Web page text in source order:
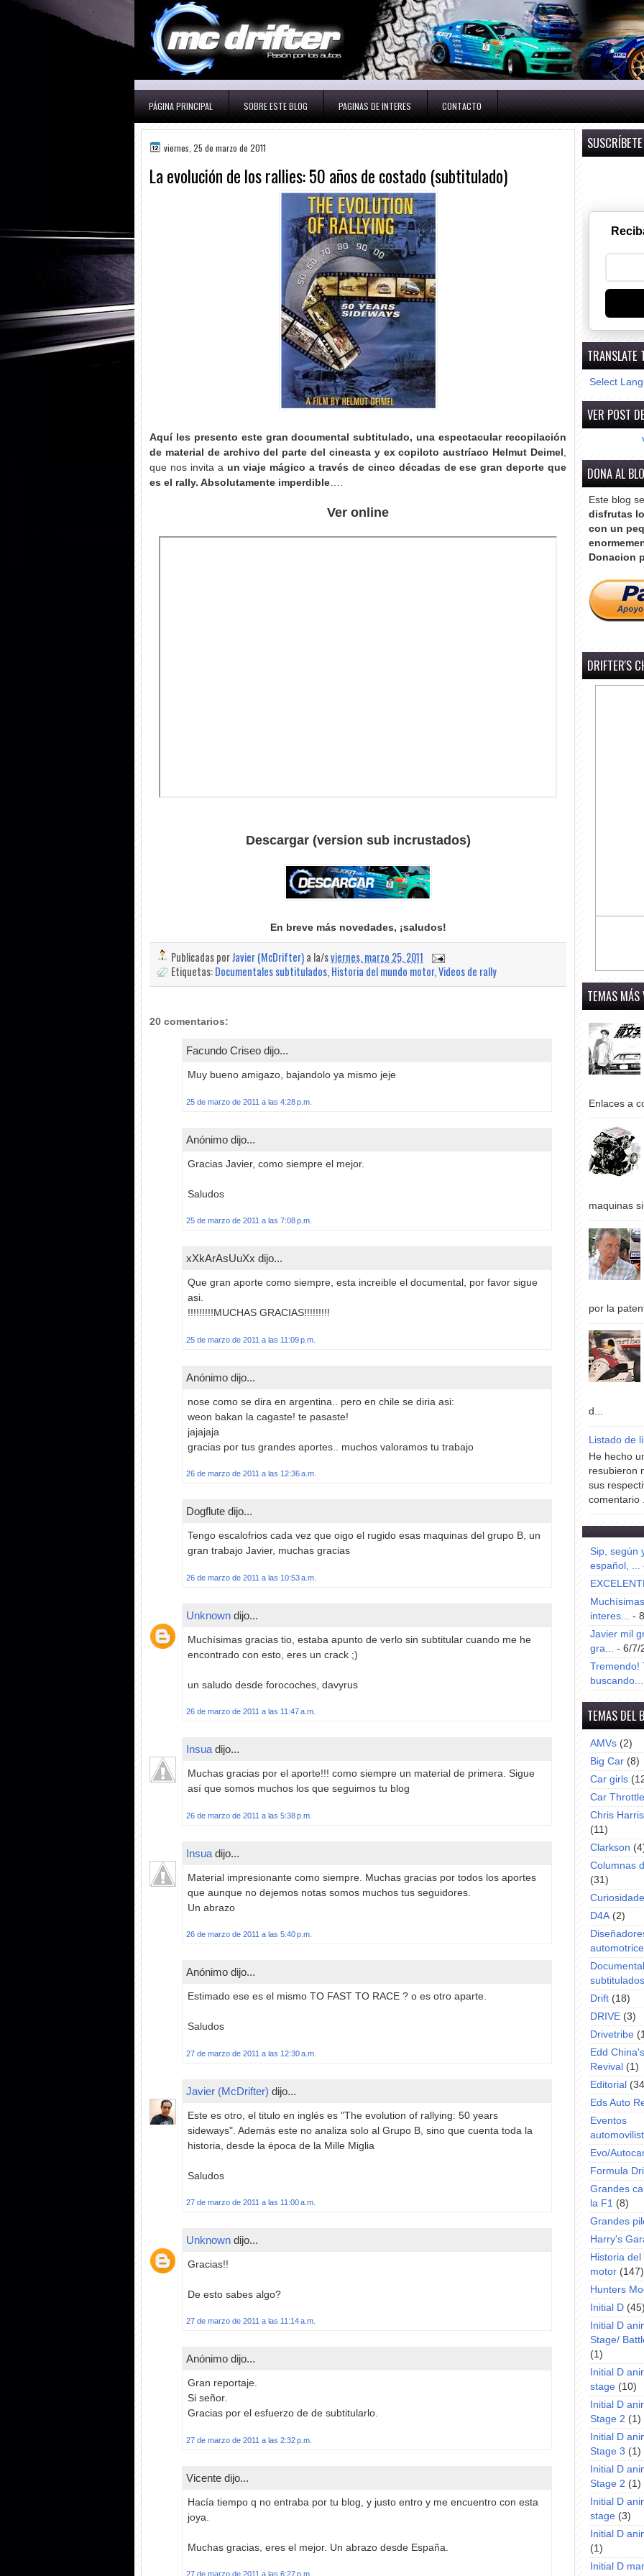
PÁGINA PRINCIPAL SOBRE ESTE BLOG PAGINAS DE INTERES CONTACTO
viernes, 25 de marzo de 2011
La evolución de los rallies: 50 años de costado (subtitulado)
Aquí les presento este gran documental subtitulado, una espectacular recopilación
de material de archivo del parte del cineasta y ex copiloto austríaco Helmut Deimel
que nos invita a un viaje mágico a través de cinco décadas de ese gran deporte que
es el rally. Absolutamente imperdible
Ver online
Descargar (version sub incrustados)
En breve más novedades, ¡saludos!
Publicadas porJavier (McDrifter)a la/sviernes, marzo 25, 2011
Etiquetas:Documentales subtitulados,Historia del mundo motor,Videos de rally
20 comentarios:
Facundo Criseo dijo...
Muy bueno amigazo, bajandolo ya mismo jeje
25 de marzo de 2011 a las 4:28 p.m.
Anónimo dijo...
Gracias Javier, como siempre el mejor.
Saludos
25 de marzo de 2011 a las 7:08 p.m.
xXkArAsUuXx dijo...
Que gran aporte como siempre, esta increible el documental, por favor sigue
asi.
!!!!!!!!!MUCHAS GRACIAS!!!!!!!!!
25 de marzo de 2011 a las 11:09 p.m.
Anónimo dijo...
nose como se dira en argentina.. pero en chile se diria asi:
weon bakan la cagaste! te pasaste!
jajajaja
gracias por tus grandes aportes.. muchos valoramos tu trabajo
26 de marzo de 2011 a las 12:36 a.m.
Dogflute dijo...
Tengo escalofrios cada vez que oigo el rugido esas maquinas del grupo B, un
gran trabajo Javier, muchas gracias
26 de marzo de 2011 a las 10:53 a.m.
Unknown dijo...
Muchísimas gracias tio, estaba apunto de verlo sin subtitular cuando me he
encontrado con esto, eres un crack ;)
un saludo desde forocoches, davyrus
26 de marzo de 2011 a las 11:47 a.m.
Insua dijo...
Muchas gracias por el aporte!!! como siempre un material de primera. Sigue
así que somos muchos los que seguimos tu blog
26 de marzo de 2011 a las 5:38 p.m.
Insua dijo...
Material impresionante como siempre. Muchas gracias por todos los aportes
que aunque no dejemos notas somos muchos tus seguidores.
Un abrazo
26 de marzo de 2011 a las 5:40 p.m.
Anónimo dijo...
Estimado ese es el mismo TO FAST TO RACE ? o es otro aparte.
Saludos
27 de marzo de 2011 a las 12:30 a.m.
Javier (McDrifter) dijo...
Este es otro, el titulo en inglés es "The evolution of rallying: 50 years
sideways". Además este no analiza solo al Grupo B, sino que cuenta toda la
historia, desde la época de la Mille Miglia
Saludos
27 de marzo de 2011 a las 11:00 a.m.
Unknown dijo...
Gracias!!
De esto sabes algo?
27 de marzo de 2011 a las 11:14 a.m.
Anónimo dijo...
Gran reportaje.
Si señor.
Gracias por el esfuerzo de de subtitularlo.
27 de marzo de 2011 a las 2:32 p.m.
Vicente dijo...
Hacía tiempo q no entraba por tu blog, y justo entro y me encuentro con esta
joya.
Muchas gracias, eres el mejor. Un abrazo desde España.
27 de marzo de 2011 a las 6:27 p.m.
TRANSLATE
Select
VER POST
DONA AL
Este blog
disfrutas
con un
Donacion
DRIFTER'S
TEMAS MÁS
Enlaces a
maquinas
por la
d...
Listado de
He hecho
resubieron
sus
comentario
Sip, según
español, ...
interes... -
Javier mil
gra... - 6/7/
Tremendo!
buscando...
TEMAS DEL
AMVs (2)
Big Car (8)
Car girls
Car Throttle
Chris
(11)
Clarkson
Columnas
(31)
D4A (2)
subtitulados
Drift (18)
DRIVE (3)
Drivetribe
Edd
Revival (1)
Editorial
Eds Auto
Eventos
Evo/
Formula
Grandes
la F1 (8)
Grandes
Harry's
Historia
motor (147)
Hunters
Initial D
Initial D
Stage/
(1)
Initial D
stage (10)
Initial D
Stage 2 (1)
Initial D
Stage 3 (1)
Initial D
Stage 2 (1)
Initial D
stage (3)
Initial D
(1)
Initial D